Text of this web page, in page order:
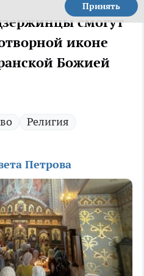
Принять
смогут
иконе
Божией
Религия
Петрова